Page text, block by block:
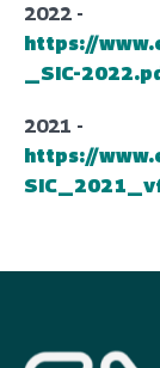
2022 -
https://
_SIC-
(abre em
2021 -
https://
(abre em